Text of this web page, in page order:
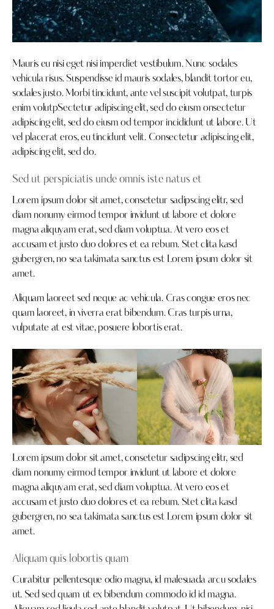
Mauris eu nisi eget nisi imperdiet vestibulum. Nunc sodales
vehicula risus. Suspendisse id mauris sodales, blandit tortor eu,
sodales justo. Morbi tincidunt, ante vel suscipit volutpat, turpis
enim volutpSectetur adipiscing elit, sed do eiusm onsectetur
adipiscing elit, sed do eiusm od tempor incididunt ut labore. Ut
vel placerat eros, eu tincidunt velit. Consectetur adipiscing elit,
adipiscing elit, sed do.
Sed ut perspiciatis unde omnis iste natus et
Lorem ipsum dolor sit amet, consetetur sadipscing elitr, sed
diam nonumy eirmod tempor invidunt ut labore et dolore
magna aliquyam erat, sed diam voluptua. At vero eos et
accusam et justo duo dolores et ea rebum. Stet clita kasd
gubergren, no sea takimata sanctus est Lorem ipsum dolor sit
amet.
Aliquam laoreet sed neque ac vehicula. Cras congue eros nec
quam laoreet, in viverra erat bibendum. Cras turpis urna,
vulputate at est vitae, posuere lobortis erat.
Lorem ipsum dolor sit amet, consetetur sadipscing elitr, sed
diam nonumy eirmod tempor invidunt ut labore et dolore
magna aliquyam erat, sed diam voluptua. At vero eos et
accusam et justo duo dolores et ea rebum. Stet clita kasd
gubergren, no sea takimata sanctus est Lorem ipsum dolor sit
amet.
Aliquam quis lobortis quam
Curabitur pellentesque odio magna, id malesuada arcu sodales
ut. Sed sed quam ut ex bibendum commodo id id magna.